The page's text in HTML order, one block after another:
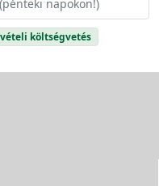
(pénteki napokon!)
költségvetés